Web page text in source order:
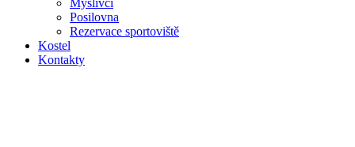
Myslivci
Posilovna
Rezervace sportoviště
Kostel
Kontakty